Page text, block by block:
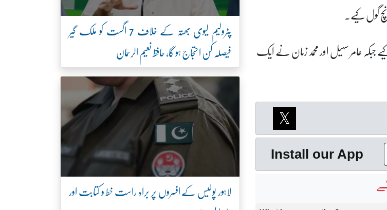
گول کیے۔
جبکہ عامر سہیل اور محمد زمان نے ایک
Install our App
پٹرولیم لیوی بھتہ کے خلاف 7 اگست کو ملک گیر
فیصلہ کن احتجاج ہو گا، حافظ نعیم الرحمان
لاہور پولیس کے افسروں پر براہ راست خط و کتابت اور